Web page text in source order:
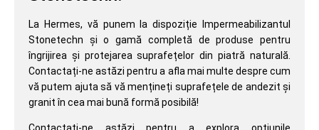
La Hermes, vă punem la dispoziție Impermeabilizantul
Stonetechn și o gamă completă de produse pentru
îngrijirea și protejarea suprafețelor din piatră naturală.
Contactați-ne astăzi pentru a afla mai multe despre cum
vă putem ajuta să vă mențineți suprafețele de andezit și
granit în cea mai bună formă posibilă!